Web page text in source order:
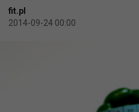
fit.pl
2014-09-24 00:00